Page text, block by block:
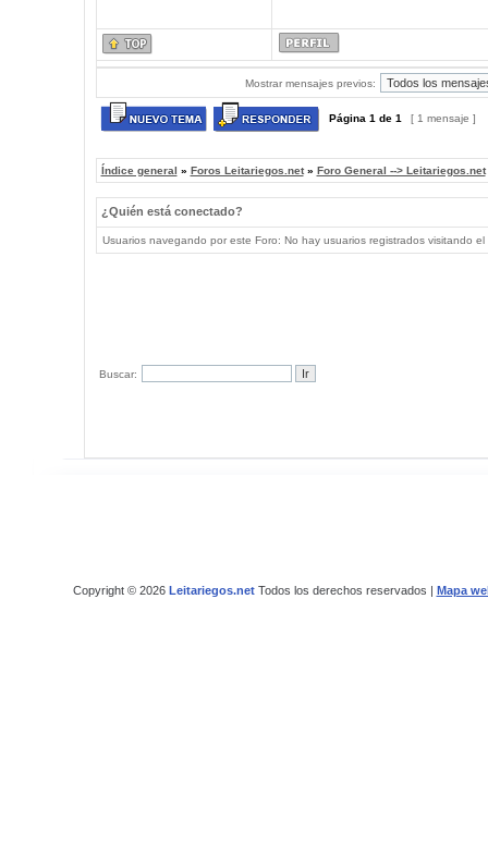
Mostrar mensajes previos:
Página 1 de 1 [ 1 mensaje ]
Índice general » Foros Leitariegos.net» Foro General --> Leitariegos.net
¿Quién está conectado?
Usuarios navegando por este Foro: No hay usuarios registrados visitando
Buscar:
Copyright © 2026 Leitariegos.netTodos los derechos reservados | Mapa